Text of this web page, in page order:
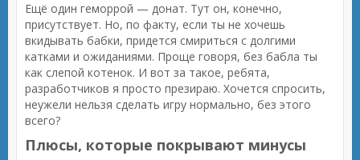
Ещё один геморрой — донат. Тут он, конечно,
присутствует. Но, по факту, если ты не хочешь
вкидывать бабки, придется смириться с долгими
катками и ожиданиями. Проще говоря, без бабла ты
как слепой котенок. И вот за такое, ребята,
разработчиков я просто презираю. Хочется спросить,
неужели нельзя сделать игру нормально, без этого
всего?
Плюсы, которые покрывают минусы